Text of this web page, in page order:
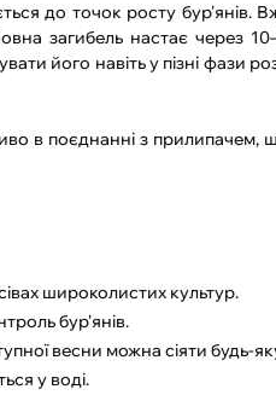
до точок росту бур'янів.
загибель настає через
його навіть у пізні фази
в поєднанні з прилипачем,
широколистих культур.
бур'янів.
весни можна сіяти будь-
у воді.